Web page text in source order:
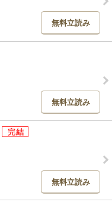
無料立読み
無料立読み
無料立読み